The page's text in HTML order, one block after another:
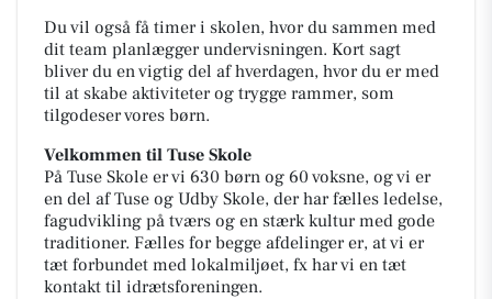
Du vil også få timer i skolen, hvor du sammen med
dit team planlægger undervisningen. Kort sagt
bliver du en vigtig del af hverdagen, hvor du er med
til at skabe aktiviteter og trygge rammer, som
tilgodeser vores børn.
Velkommen til Tuse Skole
På Tuse Skole er vi 630 børn og 60 voksne, og vi er
en del af Tuse og Udby Skole, der har fælles ledelse,
fagudvikling på tværs og en stærk kultur med gode
traditioner. Fælles for begge afdelinger er, at vi er
tæt forbundet med lokalmiljøet, fx har vi en tæt
kontakt til idrætsforeningen.